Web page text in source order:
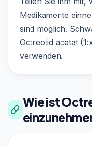
Medikamente
sind möglich.
Octreotid acetat
verwenden.
Wie ist